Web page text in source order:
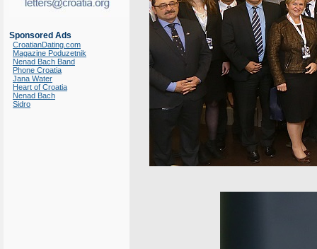
Sponsored Ads
CroatianDating.com
Magazine Poduzetnik
Nenad Bach Band
Phone Croatia
Jana Water
Heart of Croatia
Nenad Bach
Sidro